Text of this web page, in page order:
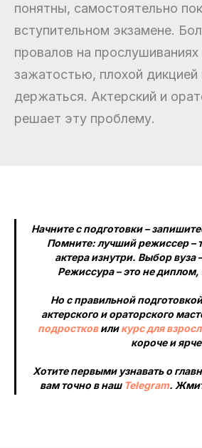
понятны, самостоятельно
вступительном экзамене.
провалов на прослушиваниях
зажатостью, плохой дикцией
держаться. Актерский и
решает эту проблему.
Начните с подготовки –
Помните: лучший режиссер –
актера изнутри. Выбор вуза
Режиссура – это не
Но с правильной
актерского и ораторского
подростковиликурс для
короче и
Хотите первыми узнавать о
вам точно в наш Telegram.